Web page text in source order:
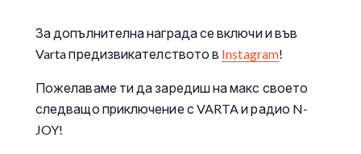
За допълнителна награда се включи и във
Varta предизвикателството в Instagram!
Пожелаваме ти да заредиш на макс своето
следващо приключение с VARTA и радио N-
JOY!